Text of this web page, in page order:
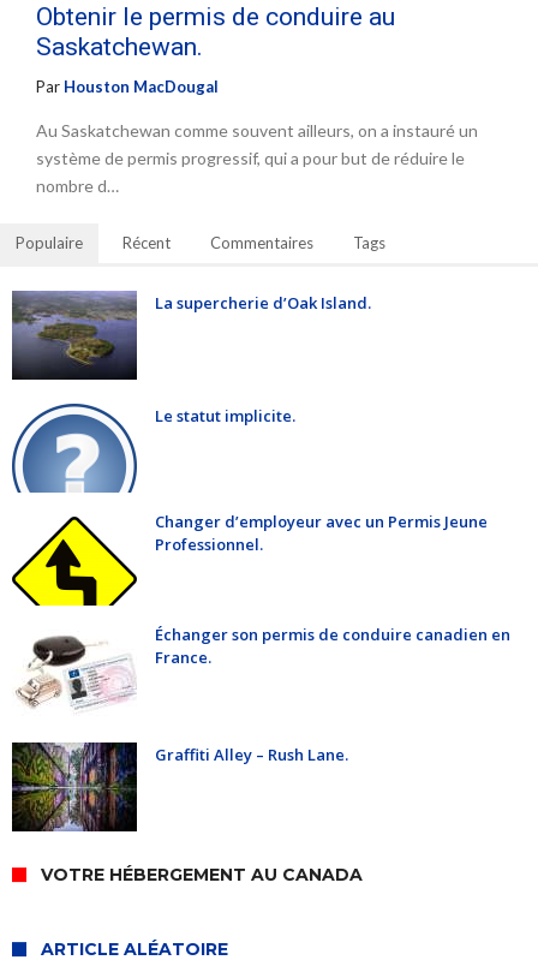
Obtenir le permis de conduire au
Saskatchewan.
Par Houston MacDougal
Au Saskatchewan comme souvent ailleurs, on a instauré un
système de permis progressif, qui a pour but de réduire le
nombre d…
Populaire Récent Commentaires Tags
La supercherie d’Oak Island.
Le statut implicite.
Changer d’employeur avec un Permis Jeune
Professionnel.
Échanger son permis de conduire canadien en
France.
Graffiti Alley – Rush Lane.
VOTRE HÉBERGEMENT AU CANADA
ARTICLE ALÉATOIRE